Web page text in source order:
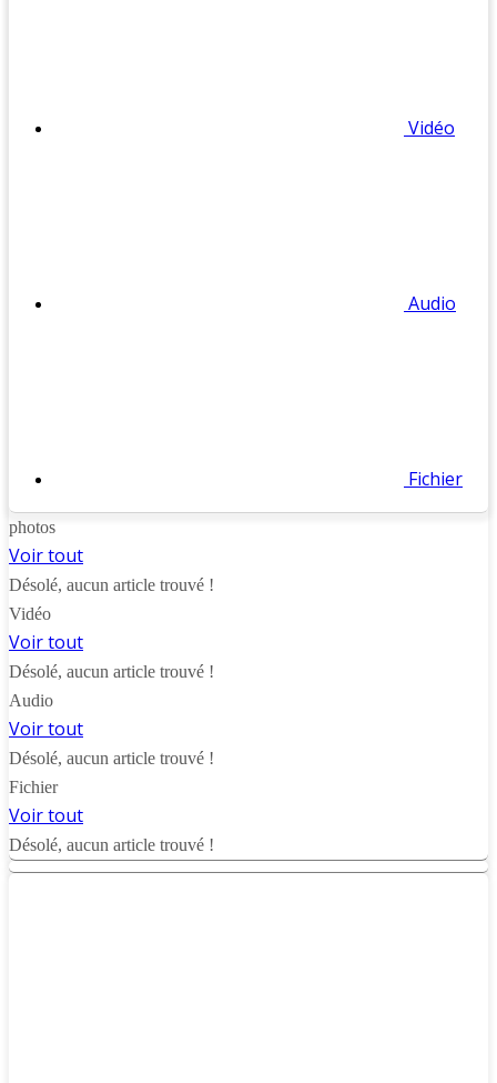
Vidéo
Audio
Fichier
photos
Voir tout
Désolé, aucun article trouvé !
Vidéo
Voir tout
Désolé, aucun article trouvé !
Audio
Voir tout
Désolé, aucun article trouvé !
Fichier
Voir tout
Désolé, aucun article trouvé !